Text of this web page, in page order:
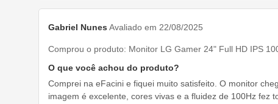
Gabriel Nunes Avaliado em 22/08/2025
Comprou o produto: Monitor LG Gamer 24" Full HD IPS
O que você achou do produto?
Comprei na eFacini e fiquei muito satisfeito. O monitor
imagem é excelente, cores vivas e a fluidez de 100Hz fez